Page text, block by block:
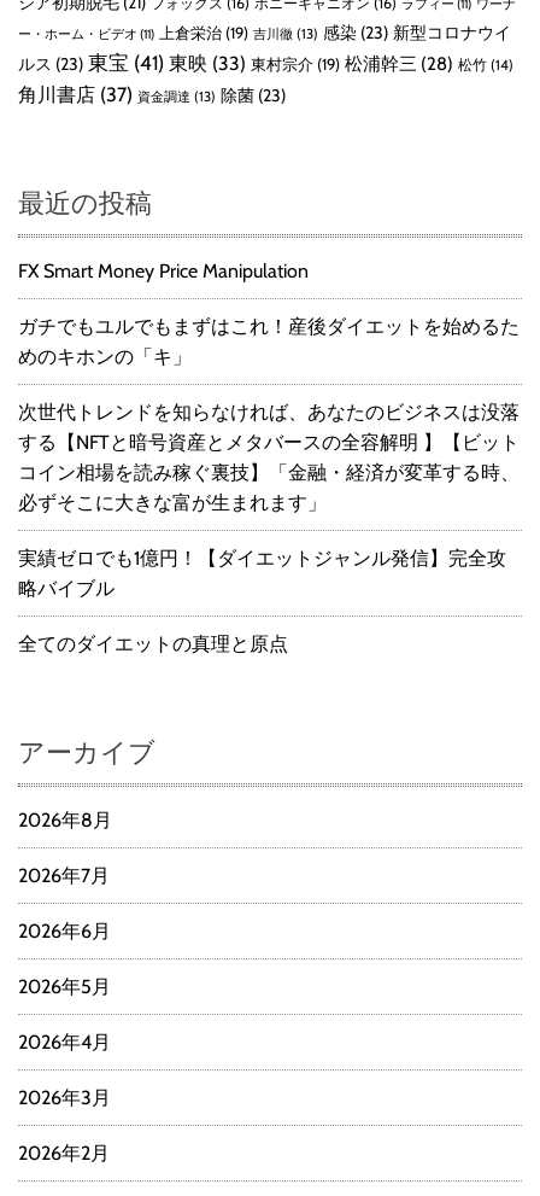
ラフィー (11) ワーナ
ー・ホーム・ビデオ (11) 上倉栄治 (19) 吉川徹 (13) 感染 (23) 新型コロナウイ
ルス (23) 東宝 (41) 東映 (33) 東村宗介 (19) 松浦幹三 (28) 松竹 (14)
角川書店 (37) 資金調達 (13) 除菌 (23)
最近の投稿
FX Smart Money Price Manipulation
ガチでもユルでもまずはこれ！産後ダイエットを始めるた
めのキホンの「キ」
次世代トレンドを知らなければ、あなたのビジネスは没落
する【NFTと暗号資産とメタバースの全容解明 】【ビット
コイン相場を読み稼ぐ裏技】「金融・経済が変革する時、
必ずそこに大きな富が生まれます」
実績ゼロでも1億円！【ダイエットジャンル発信】完全攻
略バイブル
全てのダイエットの真理と原点
アーカイブ
2026年8月
2026年7月
2026年6月
2026年5月
2026年4月
2026年3月
2026年2月